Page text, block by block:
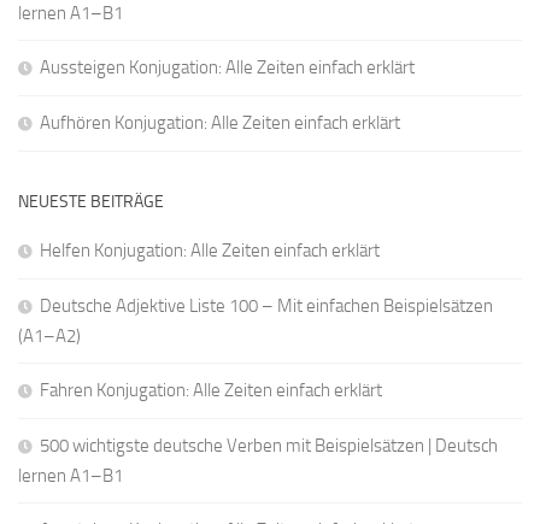
lernen A1–B1
Aussteigen Konjugation: Alle Zeiten einfach erklärt
Aufhören Konjugation: Alle Zeiten einfach erklärt
NEUESTE BEITRÄGE
Helfen Konjugation: Alle Zeiten einfach erklärt
Deutsche Adjektive Liste 100 – Mit einfachen Beispielsätzen
(A1–A2)
Fahren Konjugation: Alle Zeiten einfach erklärt
500 wichtigste deutsche Verben mit Beispielsätzen | Deutsch
lernen A1–B1